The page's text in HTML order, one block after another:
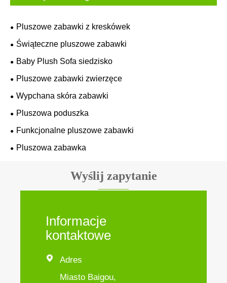
Pluszowe zabawki z kreskówek
Świąteczne pluszowe zabawki
Baby Plush Sofa siedzisko
Pluszowe zabawki zwierzęce
Wypchana skóra zabawki
Pluszowa poduszka
Funkcjonalne pluszowe zabawki
Pluszowa zabawka
Wyślij zapytanie
Informacje
kontaktowe

Adres
Miasto Baigou,